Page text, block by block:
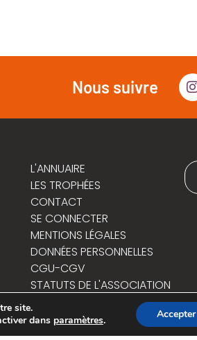
Nous suivre
L'ANNUAIRE
LES TROPHÉES
CONTACT
SE CONNECTER
MENTIONS LÉGALES
DONNÉES PERSONNELLES
CGU-CGV
STATUTS DE L'ASSOCIATION
site.
dans paramètres. Accepter